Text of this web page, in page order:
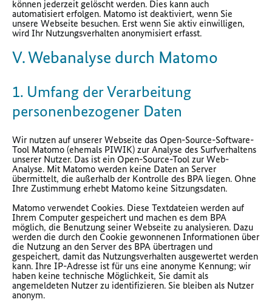
können jederzeit gelöscht werden. Dies kann auch
automatisiert erfolgen. Matomo ist deaktiviert, wenn Sie
unsere Webseite besuchen. Erst wenn Sie aktiv einwilligen,
wird Ihr Nutzungsverhalten anonymisiert erfasst.
V. Webanalyse durch Matomo
1. Umfang der Verarbeitung
personenbezogener Daten
Wir nutzen auf unserer Webseite das Open-Source-Software-
Tool Matomo (ehemals PIWIK) zur Analyse des Surfverhaltens
unserer Nutzer. Das ist ein Open-Source-Tool zur Web-
Analyse. Mit Matomo werden keine Daten an Server
übermittelt, die außerhalb der Kontrolle des BPA liegen. Ohne
Ihre Zustimmung erhebt Matomo keine Sitzungsdaten.
Matomo verwendet Cookies. Diese Textdateien werden auf
Ihrem Computer gespeichert und machen es dem BPA
möglich, die Benutzung seiner Webseite zu analysieren. Dazu
werden die durch den Cookie gewonnenen Informationen über
die Nutzung an den Server des BPA übertragen und
gespeichert, damit das Nutzungsverhalten ausgewertet werden
kann. Ihre IP-Adresse ist für uns eine anonyme Kennung; wir
haben keine technische Möglichkeit, Sie damit als
angemeldeten Nutzer zu identifizieren. Sie bleiben als Nutzer
anonym.